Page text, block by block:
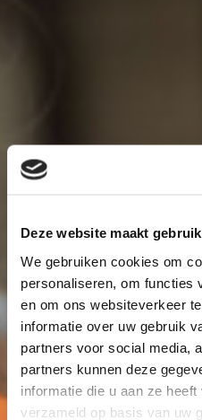
Deze website maakt
We gebruiken cookies om
personaliseren, om functies
en om ons websiteverkeer
informatie over uw gebruik
partners voor social media,
partners kunnen deze
informatie die u aan ze
verzameld op basis van uw